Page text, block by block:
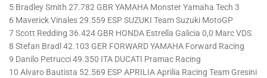
5 Bradley Smith 27.782 GBR YAMAHA Monster Yamaha Tech 3
6 Maverick Vinales 29.559 ESP SUZUKI Team Suzuki MotoGP
7 Scott Redding 36.424 GBR HONDA Estrella Galicia 0,0 Marc VDS
8 Stefan Bradl 42.103 GER FORWARD YAMAHA Forward Racing
9 Danilo Petrucci 49.350 ITA DUCATI Pramac Racing
10 Alvaro Bautista 52.569 ESP APRILIA Aprilia Racing Team Gresini